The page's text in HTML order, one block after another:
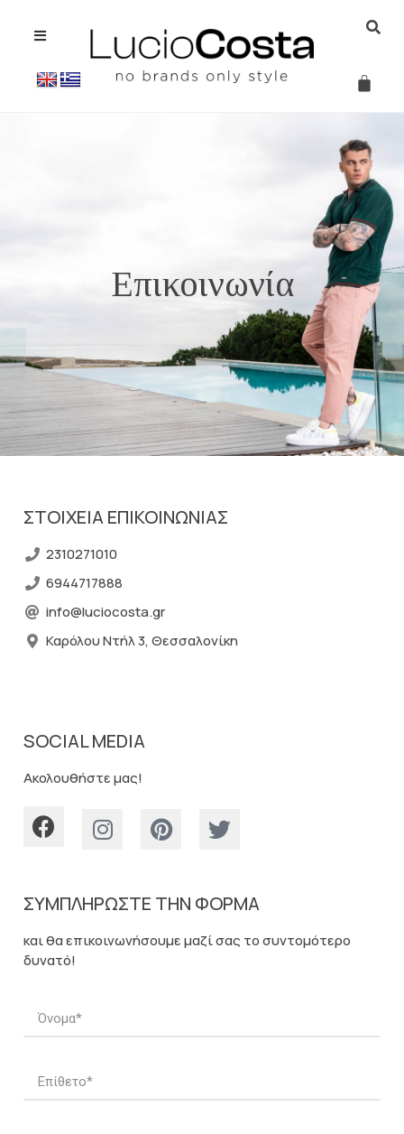
Επικοινωνία
ΣΤΟΙΧΕΊΑ ΕΠΙΚΟΙΝΩΝΊΑΣ
2310271010
6944717888
info@luciocosta.gr
Καρόλου Ντήλ 3, Θεσσαλονίκη
SOCIAL MEDIA
Ακολουθήστε μας!
ΣΥΜΠΛΗΡΩΣΤΕ ΤΗΝ ΦΟΡΜΑ
και θα επικοινωνήσουμε μαζί σας το συντομότερο
δυνατό!